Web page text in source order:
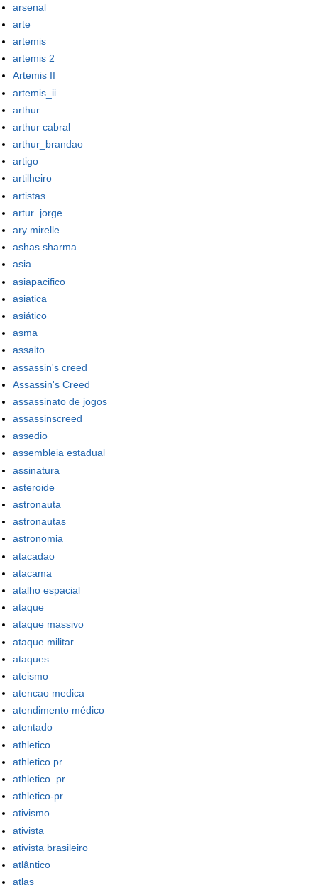
arsenal
arte
artemis
artemis 2
Artemis II
artemis_ii
arthur
arthur cabral
arthur_brandao
artigo
artilheiro
artistas
artur_jorge
ary mirelle
ashas sharma
asia
asiapacifico
asiatica
asiático
asma
assalto
assassin's creed
Assassin's Creed
assassinato de jogos
assassinscreed
assedio
assembleia estadual
assinatura
asteroide
astronauta
astronautas
astronomia
atacadao
atacama
atalho espacial
ataque
ataque massivo
ataque militar
ataques
ateismo
atencao medica
atendimento médico
atentado
athletico
athletico pr
athletico_pr
athletico-pr
ativismo
ativista
ativista brasileiro
atlântico
atlas